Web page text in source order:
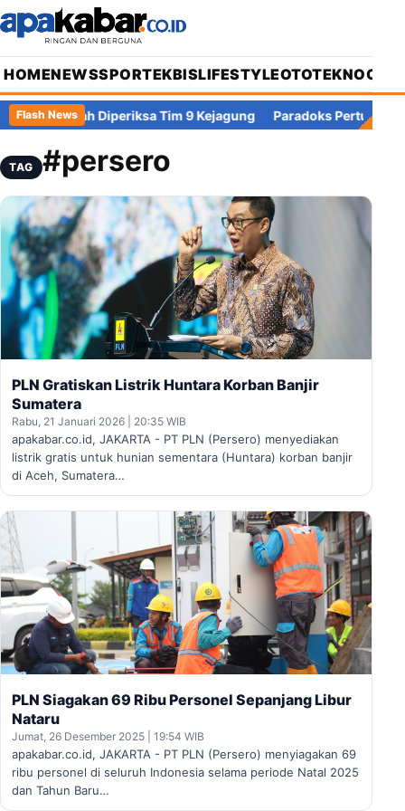
HOMENEWSSPORTEKBISLIFESTYLEOTOTEKNO
Flash News
Adriansyah Diperiksa Tim 9 Kejagung Paradoks
TAG #persero
PLN Gratiskan Listrik Huntara Korban Banjir
Sumatera
Rabu, 21 Januari 2026 | 20:35 WIB
apakabar.co.id, JAKARTA - PT PLN (Persero) menyediakan
listrik gratis untuk hunian sementara (Huntara) korban banjir
di Aceh, Sumatera…
PLN Siagakan 69 Ribu Personel Sepanjang Libur
Nataru
Jumat, 26 Desember 2025 | 19:54 WIB
apakabar.co.id, JAKARTA - PT PLN (Persero) menyiagakan 69
ribu personel di seluruh Indonesia selama periode Natal 2025
dan Tahun Baru…